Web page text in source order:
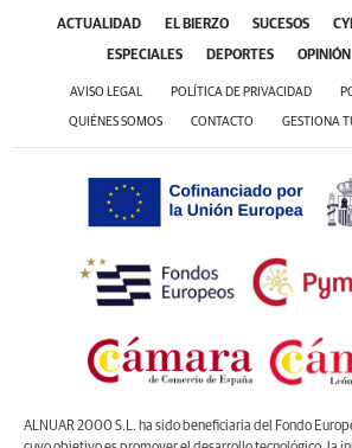
ACTUALIDAD EL BIERZO SUCESOS
ESPECIALES DEPORTES OPINIÓN
AVISO LEGAL POLÍTICA DE PRIVACIDAD
QUIÉNES SOMOS CONTACTO GESTIONA
ALNUAR 2000 S.L. ha sido beneficiaria del Fondo